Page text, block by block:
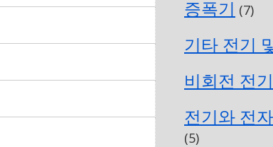
증폭기 (7)
기타 전기
비회전 전
전기와 전
(5)